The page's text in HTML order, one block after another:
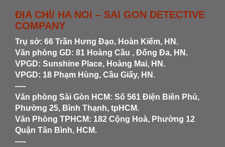
ĐỊA CHỈ/ HA NOI – SAI GON DETECTIVE
COMPANY
Trụ sở: 66 Trần Hưng Đạo, Hoàn Kiếm, HN.
Văn phòng GD: 81 Hoàng Cầu , Đống Đa, HN.
VPGD: Sunshine Place, Hoàng Mai, HN.
VPGD: 18 Phạm Hùng, Cầu Giấy, HN.
—-
Văn phòng Sài Gòn HCM: Số 561 Điện Biên Phủ,
Phường 25, Bình Thạnh, tpHCM.
Văn Phòng TPHCM: 182 Cộng Hoà, Phường 12
Quận Tân Bình, HCM.
—-